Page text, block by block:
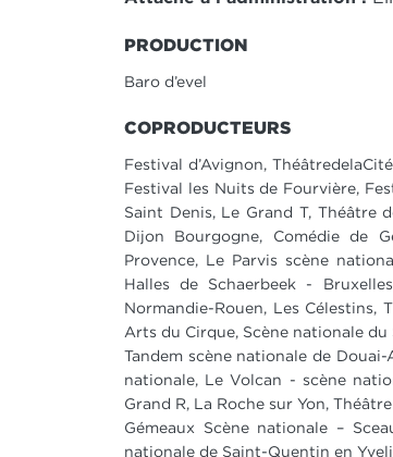
PRODUCTION
Baro d’evel
COPRODUCTEURS
Festival d’Avignon,
Festival les Nuits de Fourvière,
Saint Denis, Le Grand T, Théâtre
Dijon Bourgogne, Comédie de
Provence, Le Parvis scène
Halles de Schaerbeek -
Normandie-Rouen, Les Célestins,
Arts du Cirque, Scène nationale
Tandem scène nationale de Douai-
nationale, Le Volcan - scène
Grand R, La Roche sur Yon,
Gémeaux Scène nationale –
nationale de Saint-Quentin en